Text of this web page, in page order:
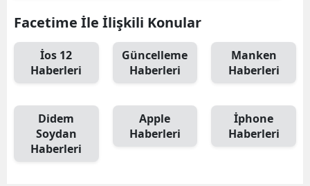
Facetime İle İlişkili Konular
İos 12
Haberleri
Güncelleme
Haberleri
Manken
Haberleri
Didem
Soydan
Haberleri
Apple
Haberleri
İphone
Haberleri